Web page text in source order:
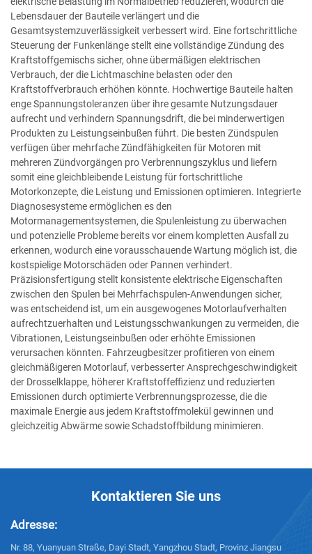
Lebensdauer der Bauteile verlängert und die
Gesamtsystemzuverlässigkeit verbessert wird. Eine fortschrittliche
Steuerung der Funkenlänge stellt eine vollständige Zündung des
Kraftstoffgemischs sicher, ohne übermäßigen elektrischen
Verbrauch, der die Lichtmaschine belasten oder den
Kraftstoffverbrauch erhöhen könnte. Hochwertige Bauteile halten
enge Spannungstoleranzen über ihre gesamte Nutzungsdauer
aufrecht und verhindern Spannungsdrift, die bei minderwertigen
Produkten zu Leistungseinbußen führt. Die besten Zündspulen
verfügen über mehrfache Zündfähigkeiten für Motoren mit
mehreren Zündvorgängen pro Verbrennungszyklus und liefern
somit eine gleichbleibende Leistung für fortschrittliche
Motorkonzepte, die Leistung und Emissionen optimieren. Integrierte
Diagnosesysteme ermöglichen es den
Motormanagementsystemen, die Spulenleistung zu überwachen
und potenzielle Probleme bereits vor einem kompletten Ausfall zu
erkennen, wodurch eine vorausschauende Wartung möglich ist, die
kostspielige Motorschäden oder Pannen verhindert.
Präzisionsfertigung stellt konsistente elektrische Eigenschaften
zwischen den Spulen bei Mehrfachspulen-Anwendungen sicher,
was entscheidend ist, um ein ausgewogenes Motorlaufverhalten
aufrechtzuerhalten und Leistungsschwankungen zu vermeiden, die
Vibrationen, Leistungseinbußen oder erhöhte Emissionen
verursachen könnten. Fahrzeugbesitzer profitieren von einem
gleichmäßigeren Motorlauf, verbesserter Ansprechgeschwindigkeit
der Drosselklappe, höherer Kraftstoffeffizienz und reduzierten
Emissionen durch optimierte Verbrennungsprozesse, die die
maximale Energie aus jedem Kraftstoffmolekül gewinnen und
gleichzeitig Abwärme sowie Schadstoffbildung minimieren.
Kontaktieren Sie uns
Adresse:
Nr. 88, Yuanyuan Straße, Dayi Stadt, Yangzhou Stadt, Provinz Jiangsu